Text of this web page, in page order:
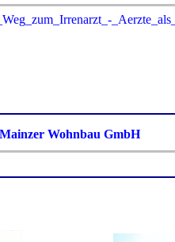
Mainzer Wohnbau GmbH